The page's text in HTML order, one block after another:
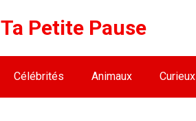
Ta Petite Pause
Célébrités Animaux Curieux